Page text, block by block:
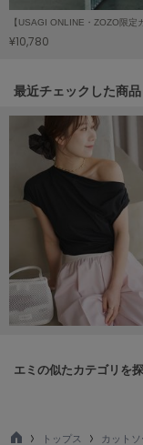
MIESROHE
ミースロエ
ミーエスミーム
Mila Owen
ミラオーウェン
MOIGE
MUCHA
NEW Balance
ニューバランス
nezu
ナイキ
¥10,780
関連記事
最近チェックした商品
エミの似たカテゴリを
トップス カット